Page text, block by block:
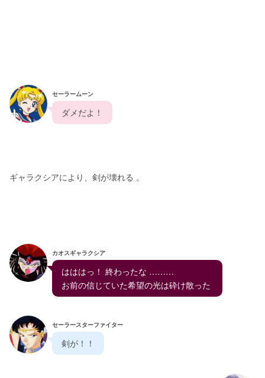
セーラームーン
  ダメだよ！
ギャラクシアにより、剣が壊れる 。
カオスギャラクシア
  はははっ！ 終わったな ………
  お前の信じていた希望の光は砕け散った
セーラースターファイター
  剣が！！